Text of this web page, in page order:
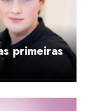
primeiras